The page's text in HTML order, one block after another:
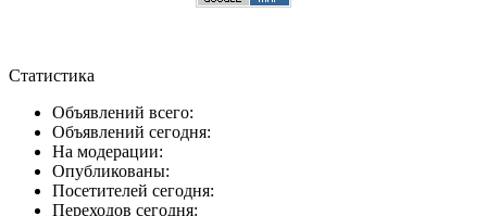
Статистика
Объявлений всего:
Объявлений сегодня:
На модерации:
Опубликованы:
Посетителей сегодня:
Переходов сегодня: